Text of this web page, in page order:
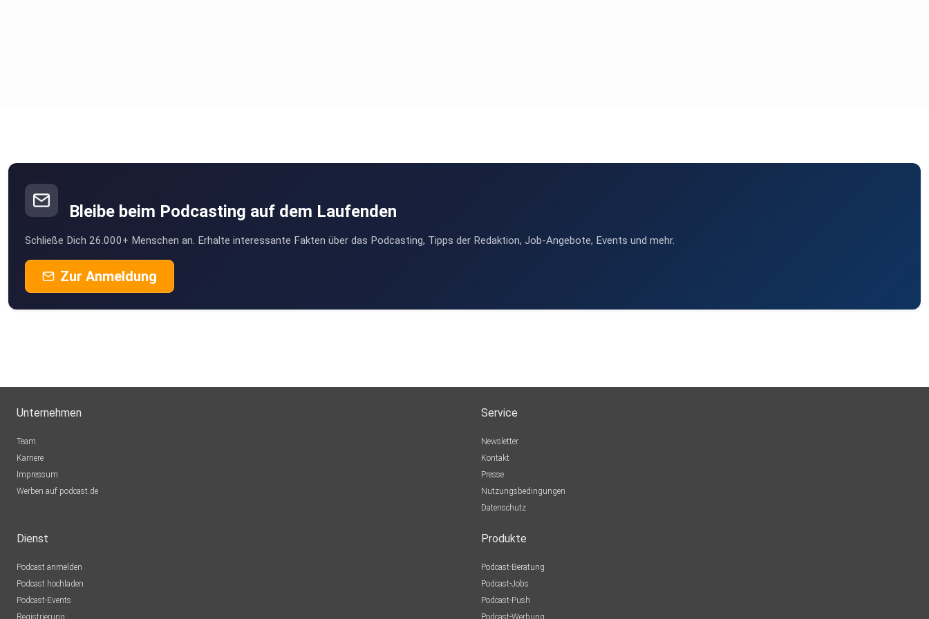
Bleibe beim Podcasting auf dem Laufenden
Schließe Dich 26.000+ Menschen an. Erhalte interessante Fakten über das Podcasting, Tipps der Redaktion, Job-Angebote, Events und mehr.
Zur Anmeldung
Unternehmen
Team
Karriere
Impressum
Werben auf podcast.de
Service
Newsletter
Kontakt
Presse
Nutzungsbedingungen
Datenschutz
Dienst
Podcast anmelden
Podcast hochladen
Podcast-Events
Registrierung
Produkte
Podcast-Beratung
Podcast-Jobs
Podcast-Push
Podcast-Werbung